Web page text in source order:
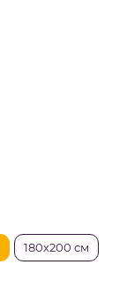
180х200 см